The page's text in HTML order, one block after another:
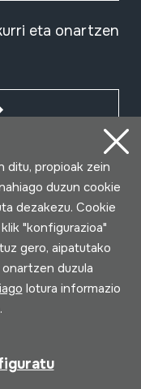
eta onartzen
ditu, propioak zein
duzun cookie
dezakezu. Cookie
"konfigurazioa"
gero, aipatutako
duzula
lotura informazio